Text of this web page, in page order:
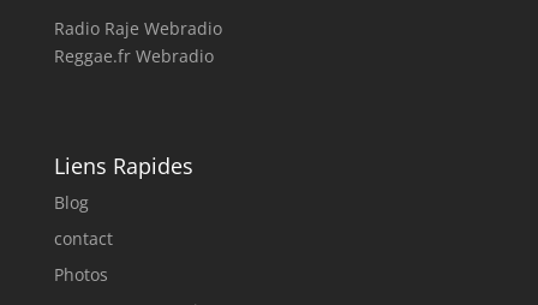
Radio Raje Webradio
Reggae.fr Webradio
Liens Rapides
Blog
contact
Photos